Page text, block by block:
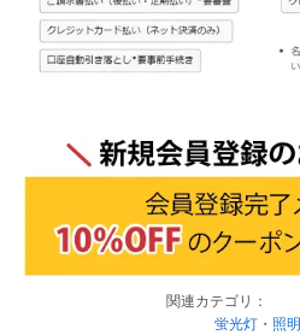
関連カテゴリ：
蛍光灯・照明